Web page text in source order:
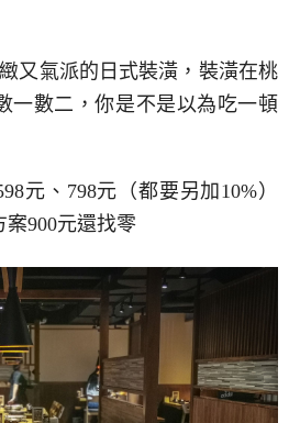
又氣派的日式裝潢，裝潢在桃
一數二，你是不是以為吃一頓
元、798元（都要另加10%）
900元還找零